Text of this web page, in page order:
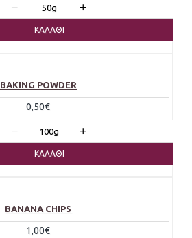
− 50g +
ΚΑΛΆΘΙ
BAKING POWDER
0,50€
− 100g +
ΚΑΛΆΘΙ
BANANA CHIPS
1,00€